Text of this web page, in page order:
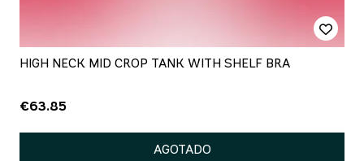
HIGH NECK MID CROP TANK WITH SHELF BRA
€63.85
AGOTADO